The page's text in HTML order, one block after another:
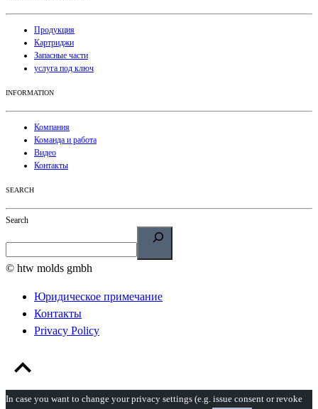
Продукция
Картриджи
Запасные части
услуга под ключ
INFORMATION
Компания
Команда и работа
Видео
Контакты
SEARCH
Search
© htw molds gmbh
Юридическое примечание
Контакты
Privacy Policy
In case you want to change your privacy settings (e.g. issue consent or revoke